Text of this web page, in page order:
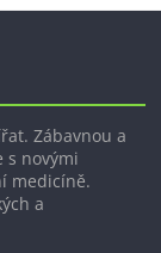
Zábavnou a
s novými
medicíně.
a